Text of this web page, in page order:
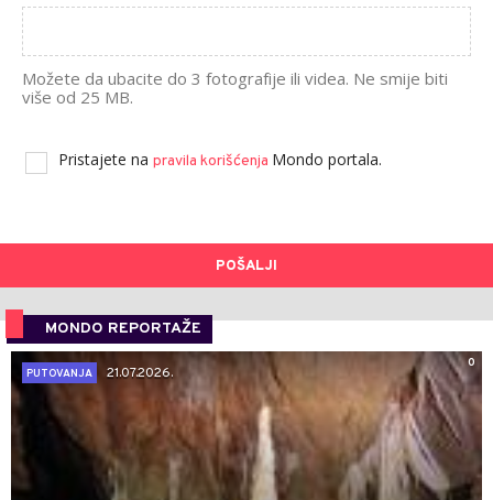
Možete da ubacite do 3 fotografije ili videa. Ne smije biti
više od 25 MB.
Pristajete na pravila korišćenja Mondo portala.
POŠALJI
MONDO REPORTAŽE
0
PUTOVANJA
21.07.2026.